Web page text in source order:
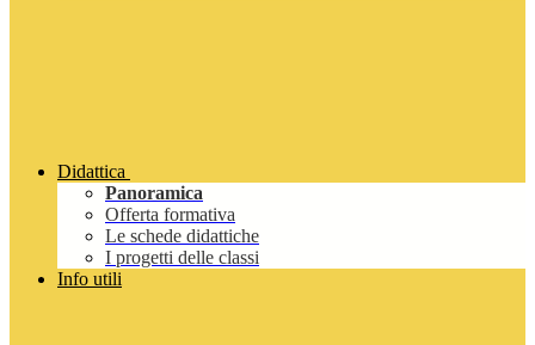
Didattica
Panoramica
Offerta formativa
Le schede didattiche
I progetti delle classi
Info utili